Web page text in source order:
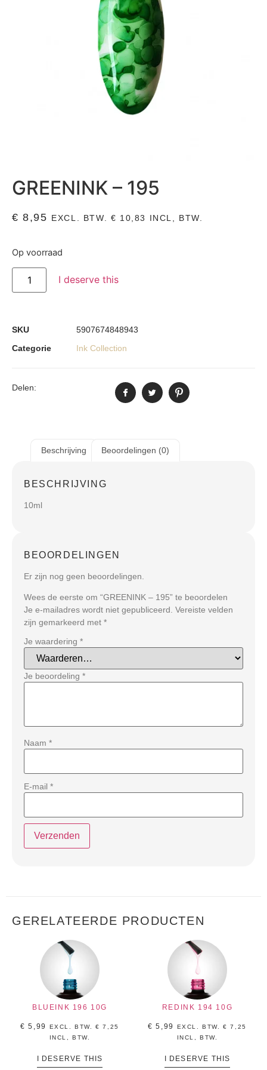
GREENINK – 195
€ 8,95 EXCL. BTW. € 10,83 INCL, BTW.
Op voorraad
I deserve this
SKU
5907674848943
Categorie
Ink Collection
Delen:
Beschrijving Beoordelingen (0)
BESCHRIJVING
10ml
BEOORDELINGEN
Er zijn nog geen beoordelingen.
Wees de eerste om “GREENINK – 195” te beoordelen
Je e-mailadres wordt niet gepubliceerd. Vereiste velden
zijn gemarkeerd met *
Je waardering *
Je beoordeling *
Naam *
E-mail *
GERELATEERDE PRODUCTEN
BLUEINK 196 10G
€ 5,99 EXCL. BTW.€ 7,25
INCL, BTW.
I DESERVE THIS
REDINK 194 10G
€ 5,99 EXCL. BTW.€ 7,25
INCL, BTW.
I DESERVE THIS